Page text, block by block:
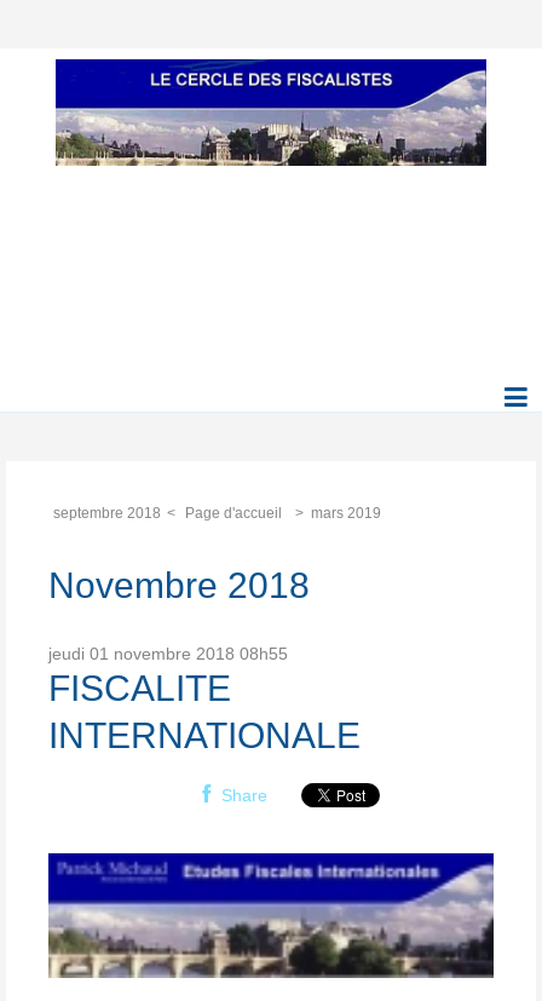
septembre 2018 Page d'accueil mars 2019
Novembre 2018
jeudi 01 novembre 2018 08h55
FISCALITE
INTERNATIONALE
Share